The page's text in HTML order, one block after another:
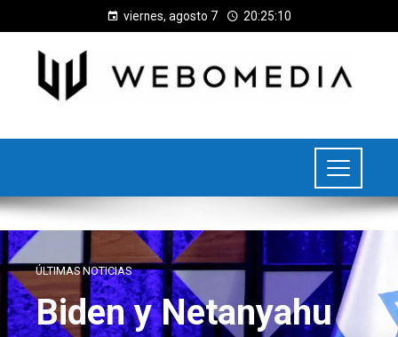
viernes, agosto 7 20:25:11
ÚLTIMAS NOTICIAS
Biden y Netanyahu